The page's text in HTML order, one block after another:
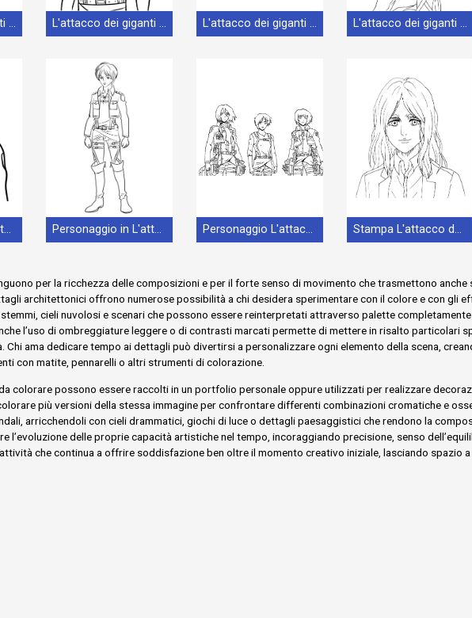
L'attacco dei giganti Senza Spese per Bambini L'attacco dei giganti Senza Spese L'attacco dei giganti Stampabile a Costo Zero L'attacco dei giganti Stampabile Libero
Personaggio di L'attacco dei giganti Personaggio in L'attacco dei giganti Personaggio L'attacco dei giganti Stampa L'attacco dei giganti
per la ricchezza delle composizioni e per il forte senso di movimento che trasmettono anche
architettonici offrono numerose possibilità a chi desidera sperimentare con il colore e con gli
cieli nuvolosi e scenari che possono essere reinterpretati attraverso palette
l’uso di ombreggiature leggere o di contrasti marcati permette di mettere in risalto particolari
ama dedicare tempo ai dettagli può divertirsi a personalizzare ogni elemento della scena,
con matite, pennarelli o altri strumenti di colorazione.
colorare possono essere raccolti in un portfolio personale oppure utilizzati per realizzare
più versioni della stessa immagine per confrontare differenti combinazioni cromatiche e
arricchendoli con cieli drammatici, giochi di luce o dettagli paesaggistici che rendono la
l’evoluzione delle proprie capacità artistiche nel tempo, incoraggiando precisione, senso
che continua a offrire soddisfazione ben oltre il momento creativo iniziale, lasciando spazio